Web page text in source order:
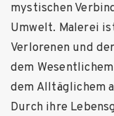
mystischen
Umwelt. Malerei
Verlorenen und
dem
dem Alltäglichem
Durch ihre